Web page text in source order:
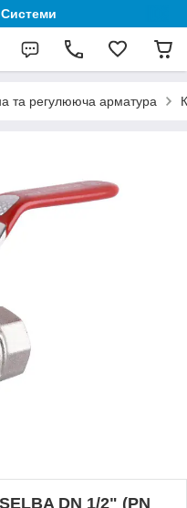
Системи
та регулююча арматура
DN 1/2" (PN